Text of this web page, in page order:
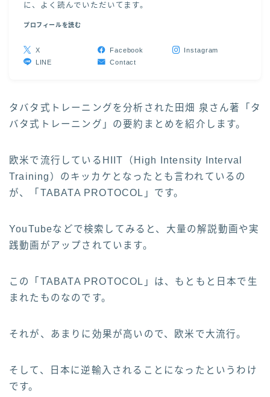
に、よく読んでいただいてます。
プロフィールを読む
X Facebook
Instagram
LINE
Contact
タバタ式トレーニングを分析された田畑 泉さん著「タ
バタ式トレーニング」の要約まとめを紹介します。
欧米で流行しているHIIT（High Intensity Interval
Training）のキッカケとなったとも言われているの
が、「TABATA PROTOCOL」です。
YouTubeなどで検索してみると、大量の解説動画や実
践動画がアップされています。
この「TABATA PROTOCOL」は、もともと日本で生
まれたものなのです。
それが、あまりに効果が高いので、欧米で大流行。
そして、日本に逆輸入されることになったというわけ
です。